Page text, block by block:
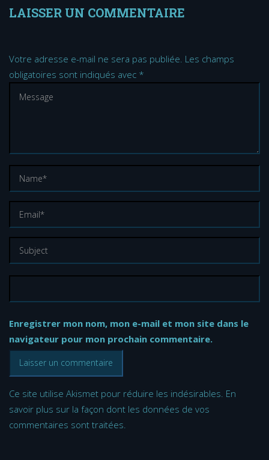
LAISSER UN COMMENTAIRE
Votre adresse e-mail ne sera pas publiée. Les champs
obligatoires sont indiqués avec *
Enregistrer mon nom, mon e-mail et mon site dans le
navigateur pour mon prochain commentaire.
Ce site utilise Akismet pour réduire les indésirables. En
savoir plus sur la façon dont les données de vos
commentaires sont traitées